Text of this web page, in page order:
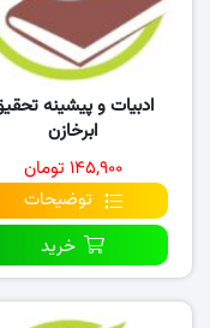
ادبیات و پیشینه
ابرخازن
۱۴۵,۹۰۰ تومان
توضیحات
خرید